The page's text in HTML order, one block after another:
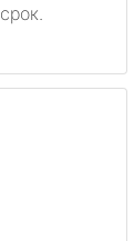
срок.